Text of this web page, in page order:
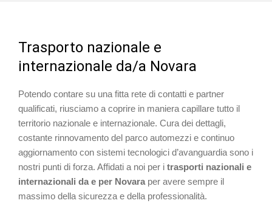
Trasporto nazionale e
internazionale da/a Novara
Potendo contare su una fitta rete di contatti e partner
qualificati, riusciamo a coprire in maniera capillare tutto il
territorio nazionale e internazionale. Cura dei dettagli,
costante rinnovamento del parco automezzi e continuo
aggiornamento con sistemi tecnologici d’avanguardia sono i
nostri punti di forza. Affidati a noi per i trasporti nazionali e
internazionali da e per Novara per avere sempre il
massimo della sicurezza e della professionalità.